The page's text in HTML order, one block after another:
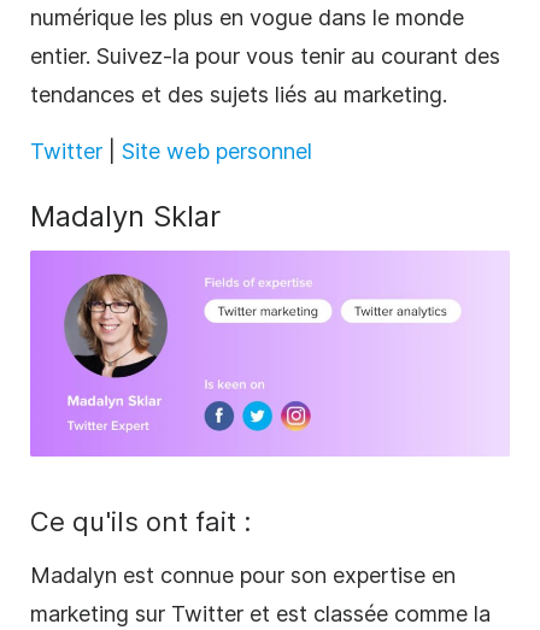
numérique les plus en vogue dans le monde
entier. Suivez-la pour vous tenir au courant des
tendances et des sujets liés au marketing.
Twitter Site web personnel
Madalyn Sklar
Ce qu'ils ont fait :
Madalyn est connue pour son expertise en
marketing sur Twitter et est classée comme la